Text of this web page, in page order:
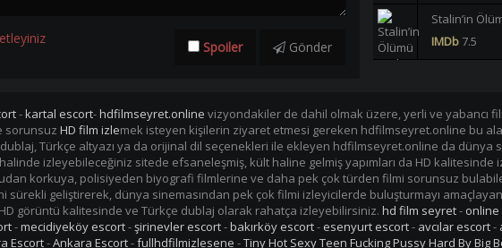
Spoiler Gönder
IMDb7.5
IMDb -/10
IMDb
-kartal escort-hdfilmseyret.online vizyondakiler de dahil olmak üzere, yerli ve yabancı
sorunsuz HD film izlemek isteyen kişilerin ziyaret etmesi gereken hdfilmseyret.online bu
Türkçe altyazı ya da orijinal dil seçenekleri ile ekleyen hdfilmseyret.online da dünya
izleyebileceğiniz sitede efsaneleşmiş, kült haline gelmiş yapımları da HD kalitesinde
korkuya, polisiyeden biyografi filmlerine ve daha pek çok türden filmi sorunsuz
geliştirerek, dünya sinemasından pek çok filmi izleyicilerde buluşturmayı
görüntü kalitesinde ve Türkçe dublaj olarak rahatça izleyebilirsiniz. hd film seyret- online
-mecidiyeköy escort-şirinevler escort-bakırköy escort- esenyurt escort- avcılar escort-
Escort-Ankara Escort-fullhdfilmizlesene -Tiny Hot Sexy Teen Fucking Pussy Hard By Big